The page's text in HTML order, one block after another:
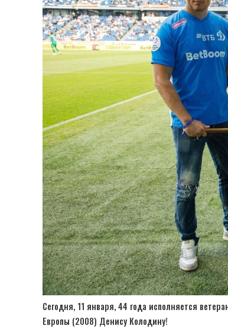
Сегодня, 11 января, 44 года исполняется
Европы (2008) Денису Колодину!